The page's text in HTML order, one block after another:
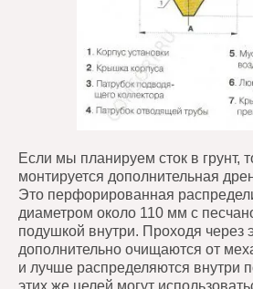
Если мы планируем сток в грунт,
монтируется дополнительная
Это перфорированная
диаметром около 110 мм с
подушкой внутри. Проходя через
дополнительно очищаются от
и лучше распределяются внутри